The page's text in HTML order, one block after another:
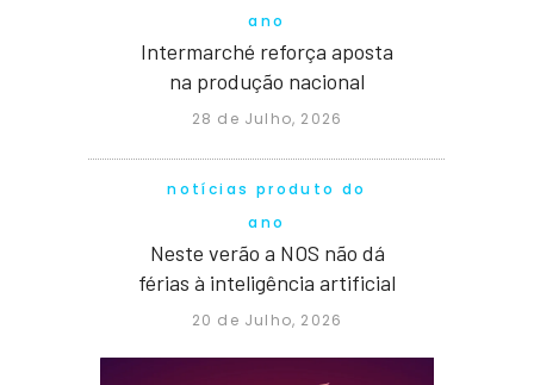
ano
Intermarché reforça aposta
na produção nacional
28 de Julho, 2026
notícias produto do
ano
Neste verão a NOS não dá
férias à inteligência artificial
20 de Julho, 2026